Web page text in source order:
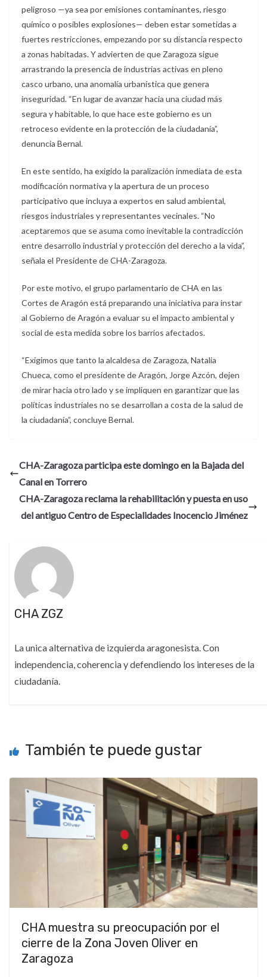
peligroso —ya sea por emisiones contaminantes, riesgo
químico o posibles explosiones— deben estar sometidas a
fuertes restricciones, empezando por su distancia respecto
a zonas habitadas. Y advierten de que Zaragoza sigue
arrastrando la presencia de industrias activas en pleno
casco urbano, una anomalía urbanística que genera
inseguridad. “En lugar de avanzar hacia una ciudad más
segura y habitable, lo que hace este gobierno es un
retroceso evidente en la protección de la ciudadanía”,
denuncia Bernal.
En este sentido, ha exigido la paralización inmediata de esta
modificación normativa y la apertura de un proceso
participativo que incluya a expertos en salud ambiental,
riesgos industriales y representantes vecinales. “No
aceptaremos que se asuma como inevitable la contradicción
entre desarrollo industrial y protección del derecho a la vida”,
señala el Presidente de CHA-Zaragoza.
Por este motivo, el grupo parlamentario de CHA en las
Cortes de Aragón está preparando una iniciativa para instar
al Gobierno de Aragón a evaluar su el impacto ambiental y
social de esta medida sobre los barrios afectados.
“Exigimos que tanto la alcaldesa de Zaragoza, Natalia
Chueca, como el presidente de Aragón, Jorge Azcón, dejen
de mirar hacia otro lado y se impliquen en garantizar que las
políticas industriales no se desarrollan a costa de la salud de
la ciudadanía”, concluye Bernal.
CHA-Zaragoza participa este domingo en la Bajada del
Canal en Torrero
CHA-Zaragoza reclama la rehabilitación y puesta en uso
del antiguo Centro de Especialidades Inocencio Jiménez
CHA ZGZ
La unica alternativa de izquierda aragonesista. Con
independencia, coherencia y defendiendo los intereses de la
ciudadanía.
También te puede gustar
CHA muestra su preocupación por el
cierre de la Zona Joven Oliver en
Zaragoza